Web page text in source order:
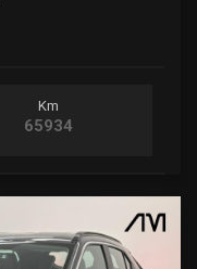
Km
65934